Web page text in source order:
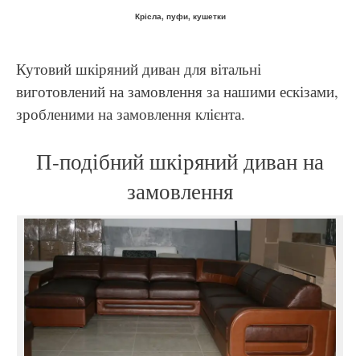
Крісла, пуфи, кушетки
Кутовий шкіряний диван для вітальні
виготовлений на замовлення за нашими ескізами,
зробленими на замовлення клієнта.
П-подібний шкіряний диван на
замовлення